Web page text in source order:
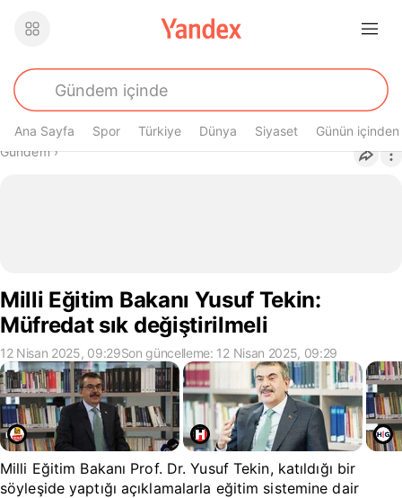
Ana Sayfa Spor Türkiye Dünya Siyaset Günün içinden
Buradasın
Gündem›
Milli Eğitim Bakanı Yusuf Tekin:
Müfredat sık değiştirilmeli
12 Nisan 2025, 09:29Son güncelleme: 12 Nisan 2025, 09:29
Milli Eğitim Bakanı Prof. Dr. Yusuf Tekin, katıldığı bir
söyleşide yaptığı açıklamalarla eğitim sistemine dair